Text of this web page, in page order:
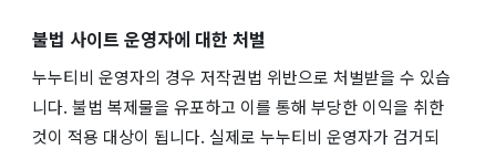
불법 사이트 운영자에 대한 처벌
누누티비 운영자의 경우 저작권법 위반으로 처벌받을 수 있습
니다. 불법 복제물을 유포하고 이를 통해 부당한 이익을 취한
것이 적용 대상이 됩니다. 실제로 누누티비 운영자가 검거되